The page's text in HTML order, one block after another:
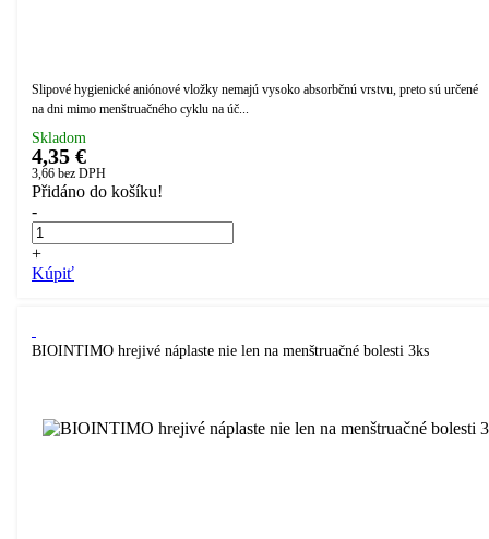
Slipové hygienické aniónové vložky nemajú vysoko absorbčnú vrstvu, preto sú určené
na dni mimo menštruačného cyklu na úč...
Skladom
4,35 €
3,66 bez DPH
Přidáno do košíku!
-
+
Kúpiť
BIOINTIMO hrejivé náplaste nie len na menštruačné bolesti 3ks